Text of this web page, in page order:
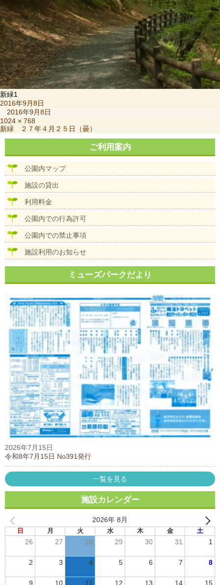
新緑1
投
日:
2016年9月8日
2016年9月8日
フ
ル
サ
ズ
1024 × 768
投
稿
ビ
新緑 ２７年４月２５日（曇）
ご利用案内
公園内マップ
施設の貸出
利用料金
公園内での行為許可
公園内での禁止事項
施設利用のお知らせ
ミューズパークだより
2026年7月15日
令和8年7月15日 No391発行
一覧を見る
施設カレンダー
2026年 8月
日 月 火 水 木 金 土
26 27 28 29 30 31 1
2 3 4 5 6 7 8
9 10 11 12 13 14 15